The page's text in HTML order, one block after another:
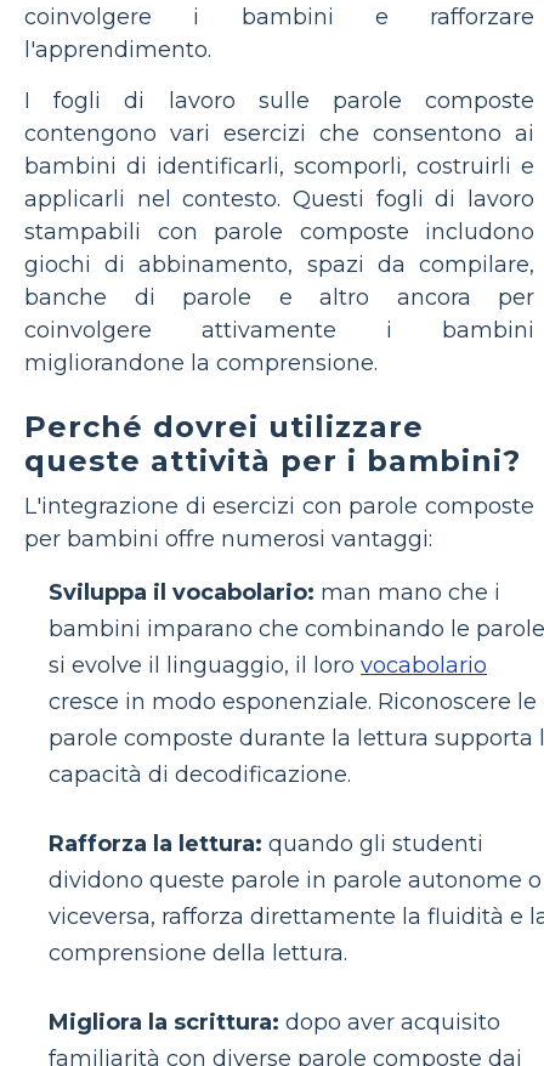
coinvolgere i bambini e rafforzare
l'apprendimento.
I fogli di lavoro sulle parole composte
contengono vari esercizi che consentono ai
bambini di identificarli, scomporli, costruirli e
applicarli nel contesto. Questi fogli di lavoro
stampabili con parole composte includono
giochi di abbinamento, spazi da compilare,
banche di parole e altro ancora per
coinvolgere attivamente i bambini
migliorandone la comprensione.
Perché dovrei utilizzare
queste attività per i bambini?
L'integrazione di esercizi con parole composte
per bambini offre numerosi vantaggi:
Sviluppa il vocabolario: man mano che i
bambini imparano che combinando le parole
si evolve il linguaggio, il loro vocabolario
cresce in modo esponenziale. Riconoscere le
parole composte durante la lettura supporta
capacità di decodificazione.
Rafforza la lettura: quando gli studenti
dividono queste parole in parole autonome o
viceversa, rafforza direttamente la fluidità e
comprensione della lettura.
Migliora la scrittura: dopo aver acquisito
familiarità con diverse parole composte dai